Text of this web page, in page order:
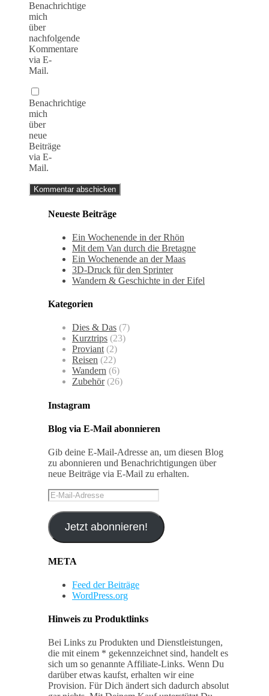
Benachrichtige
mich
über
nachfolgende
Kommentare
via E-
Mail.
Benachrichtige
mich
über
neue
Beiträge
via E-
Mail.
Neueste Beiträge
Ein Wochenende in der Rhön
Mit dem Van durch die Bretagne
Ein Wochenende an der Maas
3D-Druck für den Sprinter
Wandern & Geschichte in der Eifel
Kategorien
Dies & Das (7)
Kurztrips (23)
Proviant(2)
Reisen (22)
Wandern (6)
Zubehör(26)
Instagram
Blog via E-Mail abonnieren
Gib deine E-Mail-Adresse an, um diesen Blog
zu abonnieren und Benachrichtigungen über
neue Beiträge via E-Mail zu erhalten.
E-
Mail-
Adresse
Jetzt abonnieren!
META
Feed der Beiträge
WordPress.org
Hinweis zu Produktlinks
Bei Links zu Produkten und Dienstleistungen,
die mit einem * gekennzeichnet sind, handelt es
sich um so genannte Affiliate-Links. Wenn Du
darüber etwas kaufst, erhalten wir eine
Provision. Für Dich ändert sich dadurch absolut